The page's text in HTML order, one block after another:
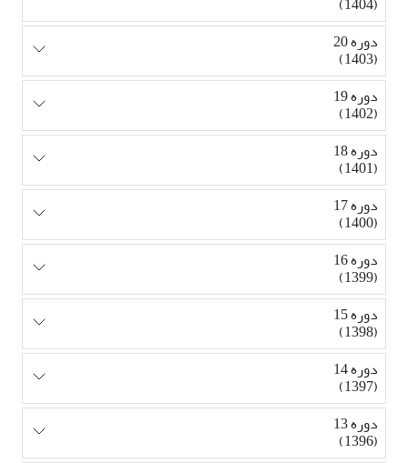
دوره 20
(1403)
دوره 19
(1402)
دوره 18
(1401)
دوره 17
(1400)
دوره 16
(1399)
دوره 15
(1398)
دوره 14
(1397)
دوره 13
(1396)